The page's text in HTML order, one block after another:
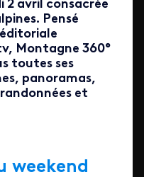
2 avril consacrée
Pensé
Montagne 360°
toutes ses
panoramas,
et
weekend